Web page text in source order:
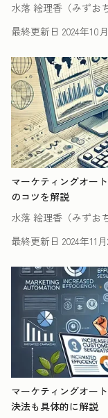
水落 絵理香（みずお
最終更新日 2024年10
マーケティングオー
のコツを解説
水落 絵理香（みずお
最終更新日 2024年11
マーケティングオー
決法も具体的に解説